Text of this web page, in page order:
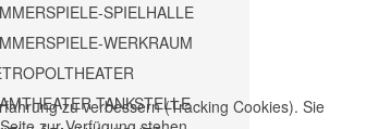
SPIELHALLE
WERKRAUM
TANKSTELLE
zu verbessern (Tracking Cookies). Sie